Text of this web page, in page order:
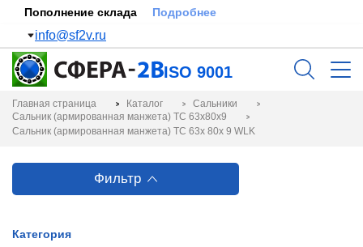
Пополнение склада Подробнее
info@sf2v.ru
ISO 9001
Главная страница Каталог
Сальники
Сальник (армированная манжета) TC 63x80x9
Сальник (армированная манжета) TC 63x 80x 9 WLK
Фильтр
Категория